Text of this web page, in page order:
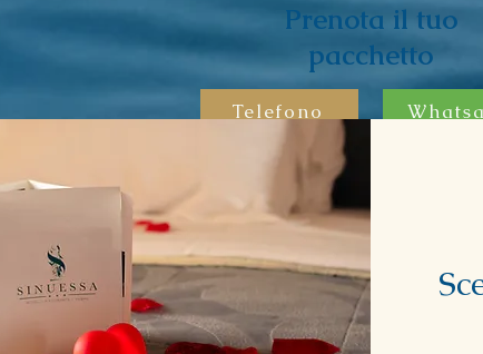
Prenota il tuo
pacchetto
Telefono